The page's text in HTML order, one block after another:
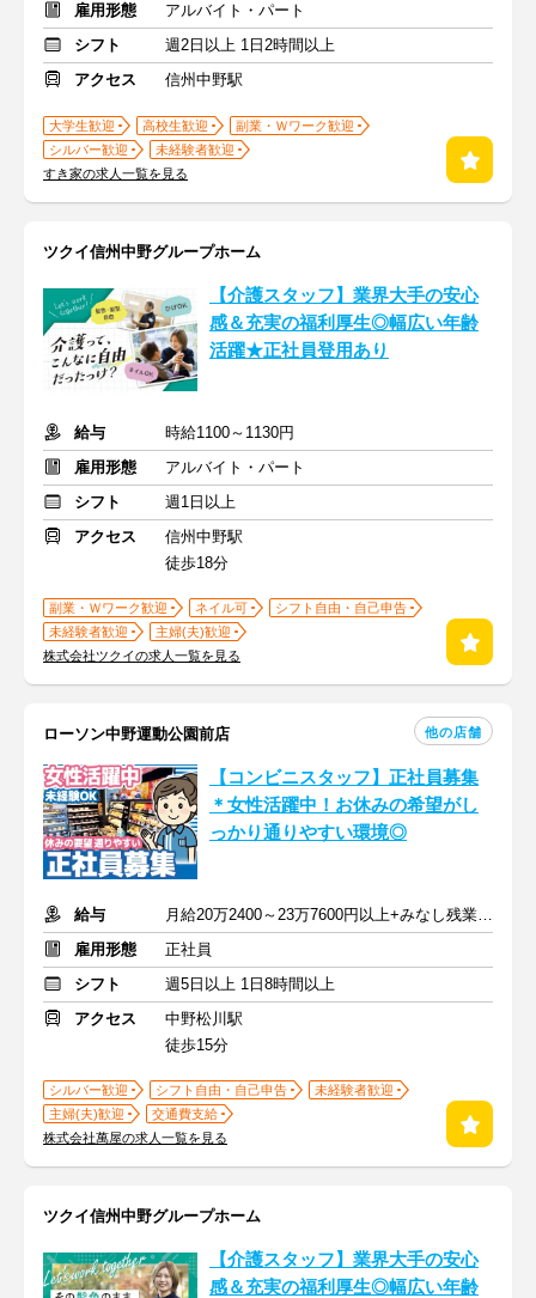
雇用形態
アルバイト・パート
シフト
週2日以上 1日2時間以上
アクセス
信州中野駅
大学生歓迎 高校生歓迎
副業・Ｗワーク歓迎
シルバー歓迎
未経験者歓迎
すき家の求人一覧を見る
ツクイ信州中野グループホーム
【介護スタッフ】業界大手の安心
感＆充実の福利厚生◎幅広い年齢
活躍★正社員登用あり
給与
時給1100～1130円
雇用形態
アルバイト・パート
シフト
週1日以上
アクセス
信州中野駅
徒歩18分
副業・Ｗワーク歓迎 ネイル可
シフト自由・自己申告
未経験者歓迎
主婦(夫)歓迎
株式会社ツクイの求人一覧を見る
ローソン中野運動公園前店 他の店舗
【コンビニスタッフ】正社員募集
＊女性活躍中！お休みの希望がし
っかり通りやすい環境◎
給与
月給20万2400～23万7600円以上+みなし残業代1万円+交通費
雇用形態
正社員
シフト
週5日以上 1日8時間以上
アクセス
中野松川駅
徒歩15分
シルバー歓迎 シフト自由・自己申告
未経験者歓迎
主婦(夫)歓迎
交通費支給
株式会社萬屋の求人一覧を見る
ツクイ信州中野グループホーム
【介護スタッフ】業界大手の安心
感＆充実の福利厚生◎幅広い年齢